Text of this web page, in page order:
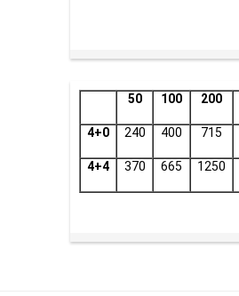
50 100 200
4+0 240 400 715
4+4 370 665 1250